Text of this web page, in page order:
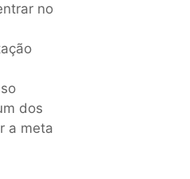
no
dos
a meta